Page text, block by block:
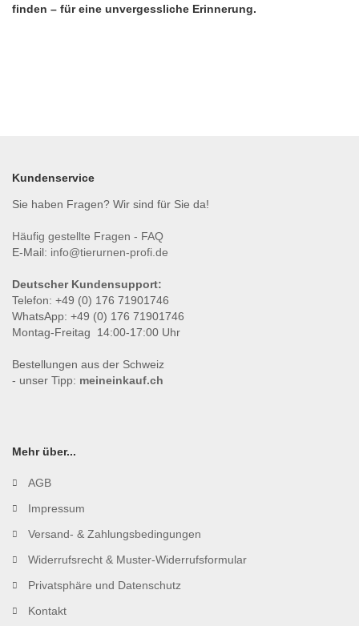
finden – für eine unvergessliche Erinnerung.
Kundenservice
Sie haben Fragen? Wir sind für Sie da!
Häufig gestellte Fragen - FAQ
E-Mail: info@tierurnen-profi.de
Deutscher Kundensupport:
Telefon: +49 (0) 176 71901746
WhatsApp: +49 (0) 176 71901746
Montag-Freitag 14:00-17:00 Uhr
Bestellungen aus der Schweiz
- unser Tipp: meineinkauf.ch
Mehr über...
AGB
Impressum
Versand- & Zahlungsbedingungen
Widerrufsrecht & Muster-Widerrufsformular
Privatsphäre und Datenschutz
Kontakt